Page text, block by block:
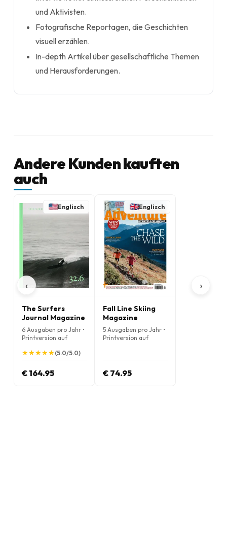
und Aktivisten.
Fotografische Reportagen, die Geschichten
visuell erzählen.
In-depth Artikel über gesellschaftliche Themen
und Herausforderungen.
Andere Kunden kauften
auch
‹
Englisch
The Surfers
Journal Magazine
6 Ausgaben pro Jahr •
Printversion auf
★
★★
★★
★★
★★
★(5.0/5.0)
€ 164.95
Englisch
Fall Line Skiing
Magazine
5 Ausgaben pro Jahr •
Printversion auf
€ 74.95
›